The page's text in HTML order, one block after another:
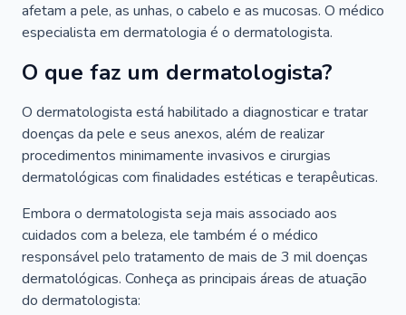
afetam a pele, as unhas, o cabelo e as mucosas. O médico
especialista em dermatologia é o dermatologista.
O que faz um dermatologista?
O dermatologista está habilitado a diagnosticar e tratar
doenças da pele e seus anexos, além de realizar
procedimentos minimamente invasivos e cirurgias
dermatológicas com finalidades estéticas e terapêuticas.
Embora o dermatologista seja mais associado aos
cuidados com a beleza, ele também é o médico
responsável pelo tratamento de mais de 3 mil doenças
dermatológicas. Conheça as principais áreas de atuação
do dermatologista: